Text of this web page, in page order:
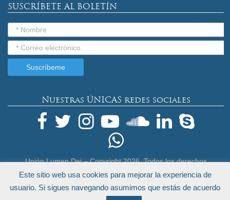
SUSCRÍBETE AL BOLETÍN
Nuestras ÚNICAS redes sociales
Unión Lumen Dei – Copyright2026. Todos los derechos
reservados.
Términos Legales y Política de Privacidad
Endeos.com
Este sitio web usa cookies para mejorar la experiencia de
usuario. Si sigues navegando asumimos que estás de acuerdo